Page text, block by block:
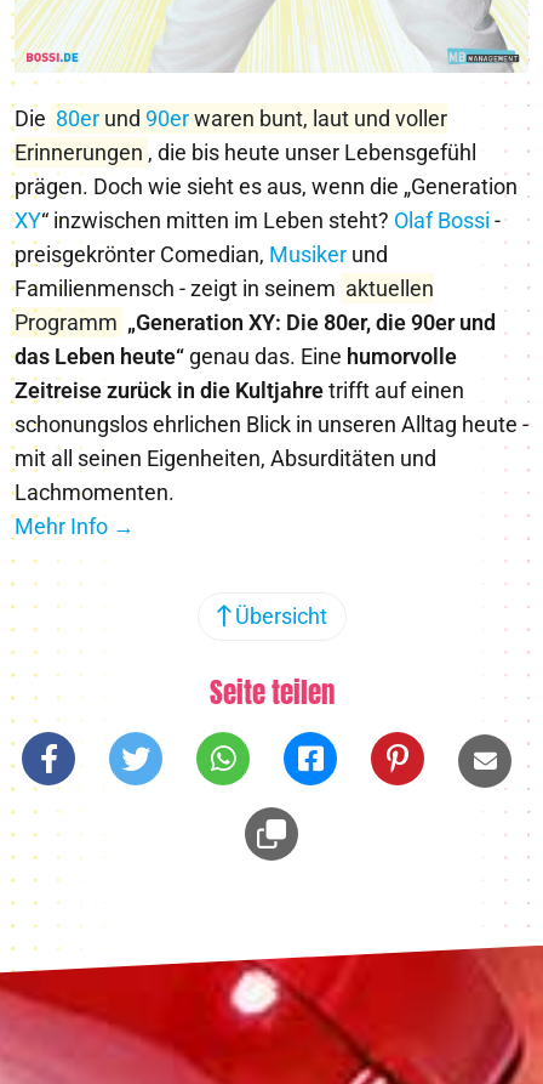
Die 80erund 90erwaren bunt, laut und voller
Erinnerungen , die bis heute unser Lebensgefühl
prägen. Doch wie sieht es aus, wenn die „Generation
XY“ inzwischen mitten im Leben steht? Olaf Bossi -
preisgekrönter Comedian, Musiker und
Familienmensch - zeigt in seinem aktuellen
Programm „Generation XY: Die 80er, die 90er und
das Leben heute“ genau das. Eine humorvolle
Zeitreise zurück in die Kultjahretrifft auf einen
schonungslos ehrlichen Blick in unseren Alltag heute -
mit all seinen Eigenheiten, Absurditäten und
Lachmomenten.
Mehr Info →
Übersicht
Seite teilen